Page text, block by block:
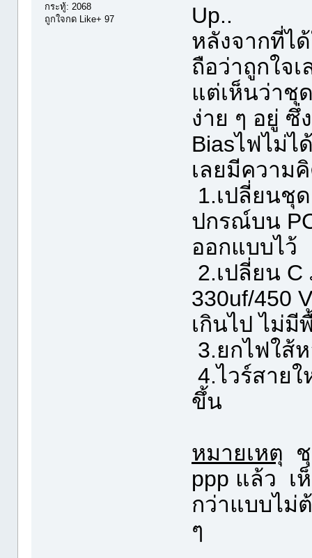
กระทู้: 2068
ถูกใจกด Like+ 97
Up..
หลังจากที่ไ
ถือว่าถูกใจ
แต่เห็นว่าชุ
ง่าย ๆ อยู่ ซึ่
Biasไฟไม่ไ
เลยมีความ
1.เปลี่ยนชุ
ปกรณ์บน
ออกแบบไว้
2.เปลี่ยน
330uf/450
เกินไป ไม่มี
3.ยกไฟใส้
4.ไวร์สาย
ขึ้น
หมายเหตุ
ppp แล้ว เ
กว่าแบบไม่
ๆ